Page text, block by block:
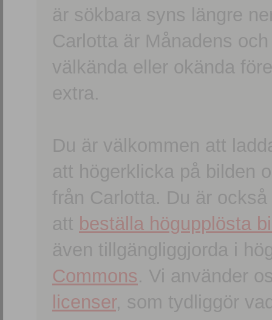
är sökbara syns längre
Carlotta är Månadens
välkända eller okända
extra.
Du är välkommen att
att högerklicka på bilden
från Carlotta. Du är
att beställa högupplösta
även tillgängliggjorda i
Commons. Vi använder
licenser, som tydliggör